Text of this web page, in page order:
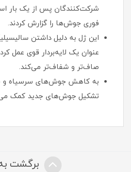
شرکت‌کنندگان پس از یک بار
فوری جوش‌ها را گزارش کردند.
این ژل به دلیل داشتن
عنوان یک لایه‌بردار قوی عمل
صاف‌تر و شفاف‌تر می‌کند.
به کاهش جوش‌های سرسیاه و
تشکیل جوش‌های جدید کمک
برگشت به